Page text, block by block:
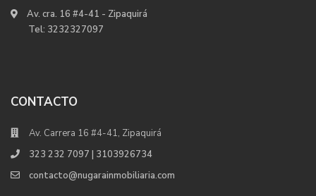
Av. cra. 16 #4-41 - Zipaquirá
Tel: 3232327097
CONTACTO
Av. Carrera 16 #4-41, Zipaquirá
323 232 7097 | 3103926734
contacto@nugarainmobiliaria.com